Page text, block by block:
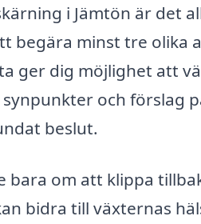
i Jämtön är det
begära minst tre olika
ger dig möjlighet att
och förslag
beslut.
bara om att klippa
bidra till växternas